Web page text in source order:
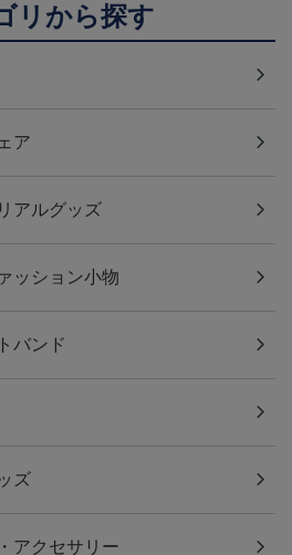
リから探す
ア
アルグッズ
ッション小物
バンド
ズ
アクセサリー